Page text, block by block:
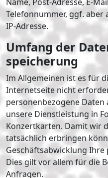
Telefonnummer, ggf.
IP-Adresse.
Umfang der
speicherung
Im Allgemeinen ist es für
Internetseite nicht
personenbezogene
unsere Dienstleistung in
Konzertkarten. Damit wir
tatsächlich erbringen
Geschäftsabwicklung
Dies gilt vor allem für die
Anfragen.